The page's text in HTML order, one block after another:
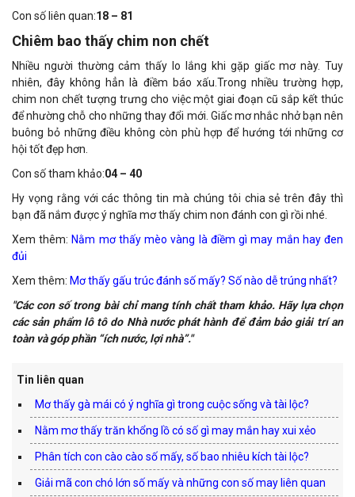
Con số liên quan:18 – 81
Chiêm bao thấy chim non chết
Nhiều người thường cảm thấy lo lắng khi gặp giấc mơ này. Tuy
nhiên, đây không hẳn là điềm báo xấu.Trong nhiều trường hợp,
chim non chết tượng trưng cho việc một giai đoạn cũ sắp kết thúc
để nhường chỗ cho những thay đổi mới. Giấc mơ nhắc nhở bạn nên
buông bỏ những điều không còn phù hợp để hướng tới những cơ
hội tốt đẹp hơn.
Con số tham khảo:04 – 40
Hy vọng rằng với các thông tin mà chúng tôi chia sẻ trên đây thì
bạn đã nắm được ý nghĩa mơ thấy chim non đánh con gì rồi nhé.
Xem thêm: Nằm mơ thấy mèo vàng là điềm gì may mắn hay đen
đủi
Xem thêm: Mơ thấy gấu trúc đánh số mấy? Số nào dễ trúng nhất?
"Các con số trong bài chỉ mang tính chất tham khảo. Hãy lựa chọn
các sản phẩm lô tô do Nhà nước phát hành để đảm bảo giải trí an
toàn và góp phần “ích nước, lợi nhà”."
Tin liên quan
Mơ thấy gà mái có ý nghĩa gì trong cuộc sống và tài lộc?
Nằm mơ thấy trăn khổng lồ có số gì may mắn hay xui xẻo
Phân tích con cào cào số mấy, số bao nhiêu kích tài lộc?
Giải mã con chó lớn số mấy và những con số may liên quan